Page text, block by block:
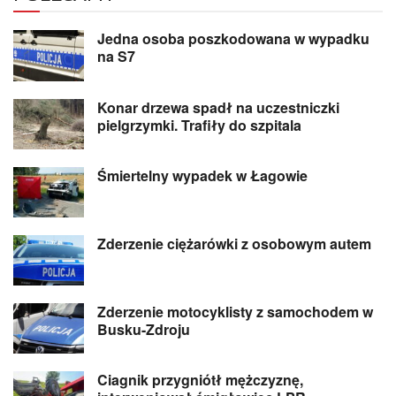
Jedna osoba poszkodowana w wypadku
na S7
Konar drzewa spadł na uczestniczki
pielgrzymki. Trafiły do szpitala
Śmiertelny wypadek w Łagowie
Zderzenie ciężarówki z osobowym autem
Zderzenie motocyklisty z samochodem w
Busku-Zdroju
Ciagnik przygniótł mężczyznę,